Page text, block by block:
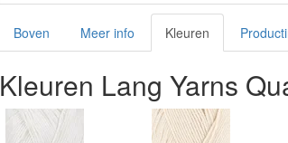
Boven Meer info Kleuren
Kleuren Lang Yarns